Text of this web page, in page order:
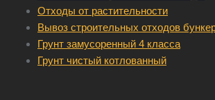
Отходы от растительности
Вывоз строительных отходов
Грунт замусоренный 4 класса
Грунт чистый котлованный